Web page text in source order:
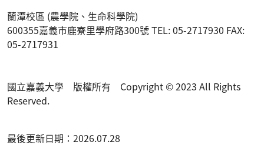
蘭潭校區 (農學院、生命科學院)
600355嘉義市鹿寮里學府路300號 TEL: 05-2717930 FAX:
05-2717931
國立嘉義大學 版權所有 Copyright © 2023 All Rights
Reserved.
最後更新日期：2026.07.28